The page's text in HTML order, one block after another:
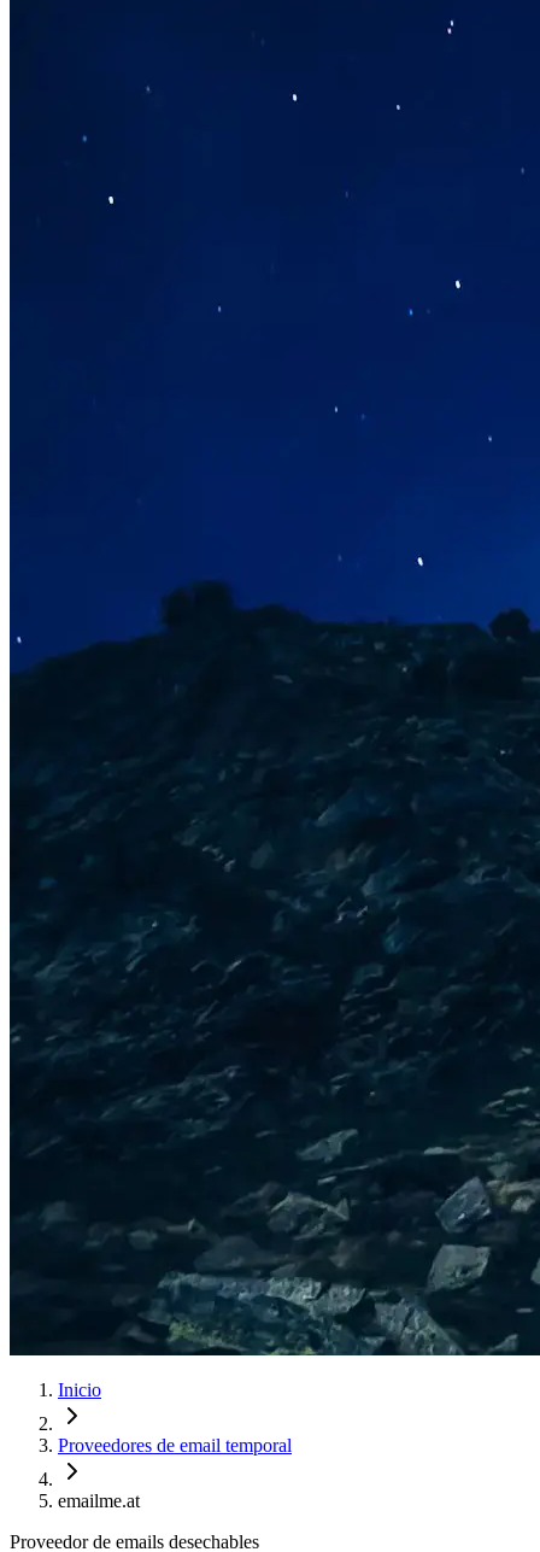
Inicio
Proveedores de email temporal
emailme.at
Proveedor de emails desechables